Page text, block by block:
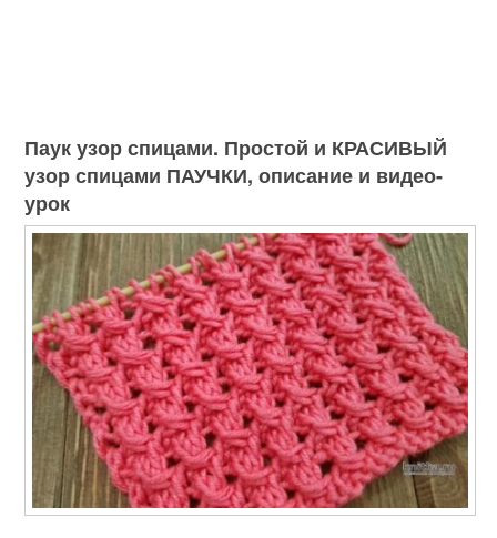
Паук узор спицами. Простой и КРАСИВЫЙ
узор спицами ПАУЧКИ, описание и видео-
урок